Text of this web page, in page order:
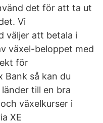
det för att ta ut
Vi
väljer att betala i
växel-beloppet med
för
Bank så kan du
till en bra
växelkurser i
XE